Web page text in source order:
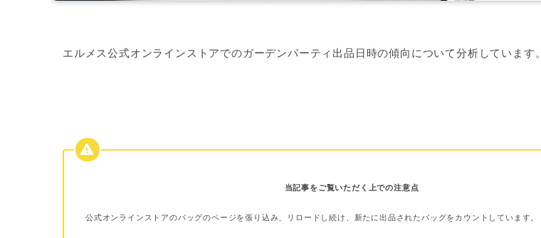
エルメス公式オンラインストアでのガーデンパーティ出品日時の傾向について分析しています。
当記事をご覧いただく上での注意点
公式オンラインストアのバッグのページを張り込み、リロードし続け、新たに出品されたバッグをカウントしています。